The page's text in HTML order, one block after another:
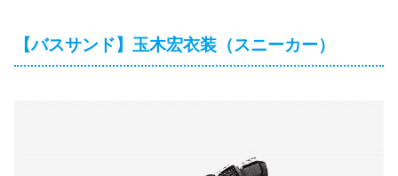
【バスサンド】玉木宏衣装（スニーカー）